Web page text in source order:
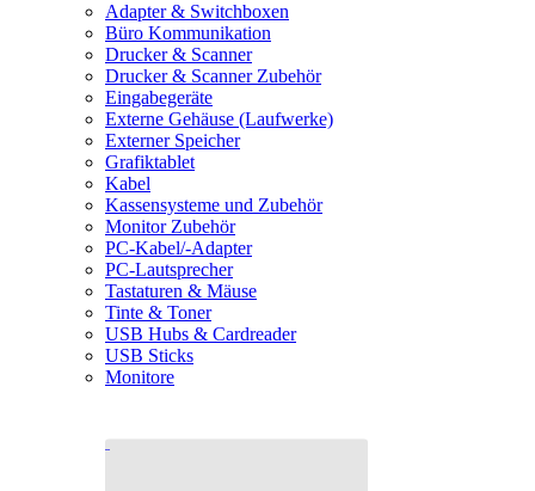
Adapter & Switchboxen
Büro Kommunikation
Drucker & Scanner
Drucker & Scanner Zubehör
Eingabegeräte
Externe Gehäuse (Laufwerke)
Externer Speicher
Grafiktablet
Kabel
Kassensysteme und Zubehör
Monitor Zubehör
PC-Kabel/-Adapter
PC-Lautsprecher
Tastaturen & Mäuse
Tinte & Toner
USB Hubs & Cardreader
USB Sticks
Monitore